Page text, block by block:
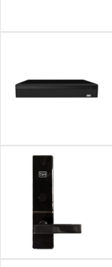
/ Zdravlje
za kosu